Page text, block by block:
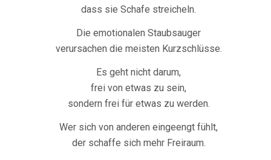
dass sie Schafe streicheln.
Die emotionalen Staubsauger
verursachen die meisten Kurzschlüsse.
Es geht nicht darum,
frei von etwas zu sein,
sondern frei für etwas zu werden.
Wer sich von anderen eingeengt fühlt,
der schaffe sich mehr Freiraum.